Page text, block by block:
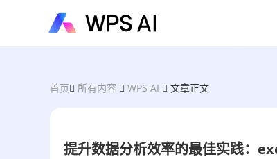
首页 所有内容 WPS AI 文章正文
提升数据分析效率的最佳实践：